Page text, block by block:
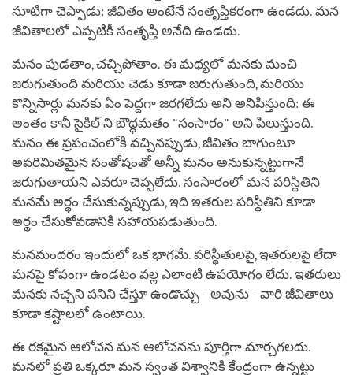
సూటిగా చెప్పాడు: జీవితం అంటేనే సంతృప్తికరంగా ఉండదు. మన
జీవితాలలో ఎప్పటికీ సంతృప్తి అనేది ఉండదు.
మనం పుడతాం, చచ్చిపోతాం. ఈ మధ్యలో మనకు మంచి
జరుగుతుంది మరియు చెడు కూడా జరుగుతుంది, మరియు
కొన్నిసార్లు మనకు ఏం పెద్దగా జరగలేదు అని అనిపిస్తుంది: ఈ
అంతం కానీ సైకిల్ ని బౌద్ధమతం "సంసారం" అని పిలుస్తుంది.
మనం ఈ ప్రపంచంలోకి వచ్చినప్పుడు, జీవితం బాగుంటూ
అపరిమితమైన సంతోషంతో అన్నీ మనం అనుకున్నట్టుగానే
జరుగుతాయని ఎవరూ చెప్పలేదు. సంసారంలో మన పరిస్థితిని
మనమే అర్థం చేసుకున్నప్పుడు, ఇది ఇతరుల పరిస్థితిని కూడా
అర్థం చేసుకోవడానికి సహాయపడుతుంది.
మనమందరం ఇందులో ఒక భాగమే. పరిస్థితులపై, ఇతరులపై లేదా
మనపై కోపంగా ఉండటం వల్ల ఎలాంటి ఉపయోగం లేదు. ఇతరులు
మనకు నచ్చని పనిని చేస్తూ ఉండొచ్చు - అవును - వారి జీవితాలు
కూడా కష్టాలలో ఉంటాయి.
ఈ రకమైన ఆలోచన మన ఆలోచనను పూర్తిగా మార్చగలదు.
మనలో ప్రతి ఒక్కరూ మన స్వంత విశ్వానికి కేంద్రంగా ఉన్నట్టు